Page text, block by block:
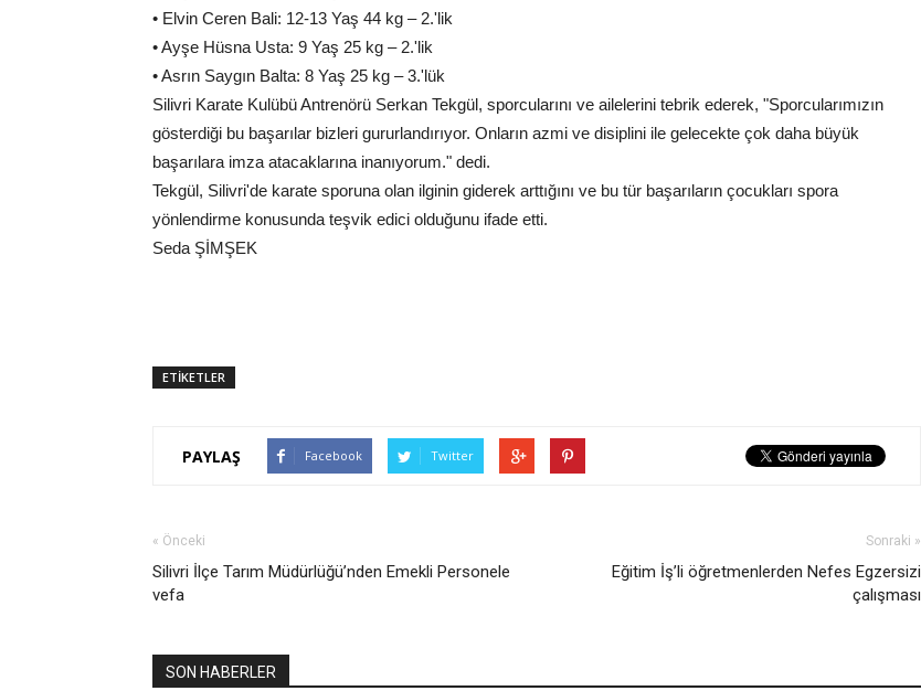
• Elvin Ceren Bali: 12-13 Yaş 44 kg – 2.'lik
• Ayşe Hüsna Usta: 9 Yaş 25 kg – 2.'lik
• Asrın Saygın Balta: 8 Yaş 25 kg – 3.'lük
Silivri Karate Kulübü Antrenörü Serkan Tekgül, sporcularını ve ailelerini tebrik ederek, "Sporcularımızın
gösterdiği bu başarılar bizleri gururlandırıyor. Onların azmi ve disiplini ile gelecekte çok daha büyük
başarılara imza atacaklarına inanıyorum." dedi.
Tekgül, Silivri'de karate sporuna olan ilginin giderek arttığını ve bu tür başarıların çocukları spora
yönlendirme konusunda teşvik edici olduğunu ifade etti.
Seda ŞİMŞEK
ETİKETLER
PAYLAŞ Facebook Twitter
« Önceki
Silivri İlçe Tarım Müdürlüğü’nden Emekli Personele
vefa
Sonraki »
Eğitim İş’li öğretmenlerden Nefes Egzersizi
çalışması
SON HABERLER